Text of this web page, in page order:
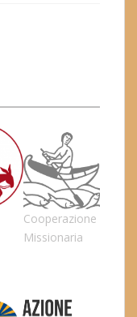
Cooperazione
Missionaria